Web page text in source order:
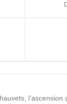
l’ascension